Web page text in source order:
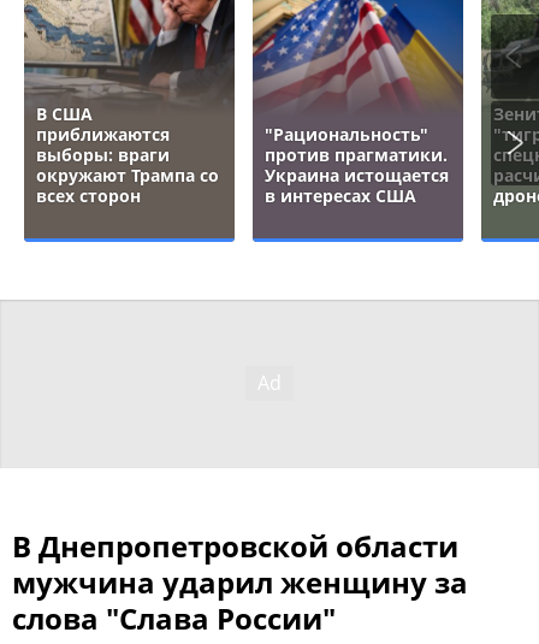
В США
приближаются
выборы: враги
окружают Трампа со
всех сторон
"Рациональность"
против прагматики.
Украина истощается
в интересах США
В Днепропетровской области
мужчина ударил женщину за
слова "Слава России"